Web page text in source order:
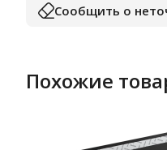
Сообщить о
Похожие